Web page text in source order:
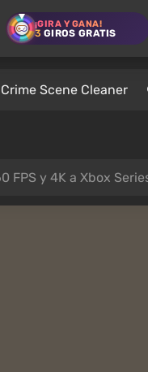
¡GIRA Y GANA!
3 GIROS GRATIS
Crime Scene Cleaner
y 4K a Xbox